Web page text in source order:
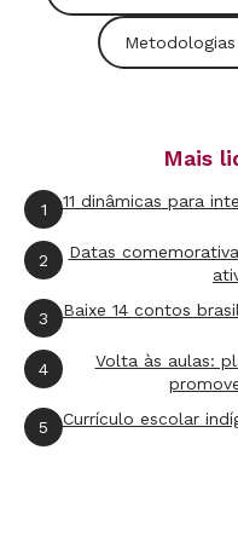
A aprendizagem
based learning(PBL
resolução
soluções dentro de
aprendizado, que
e/ou outros
incentiva a
criar perante a uma
O professor atua
aprendizagem,
Metodologias
Mais
1 11 dinâmicas para
2
Datas
3 Baixe 14 contos
4
Volta às aulas:
5 Currículo escolar